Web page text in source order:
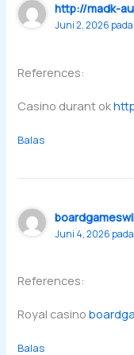
http://madk-
Juni 2, 2026 pada
References:
Casino durant ok
Balas
Juni 4, 2026
References:
Royal casino
Balas